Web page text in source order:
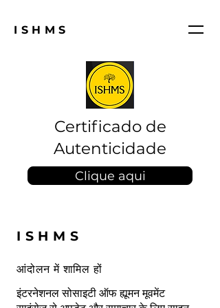
ISHMS
Certificado de
Autenticidade
Clique aqui
ISHMS
आंदोलन में शामिल हों
इंटरनेशनल सोसाइटी ऑफ ह्यूमन मूवमेंट